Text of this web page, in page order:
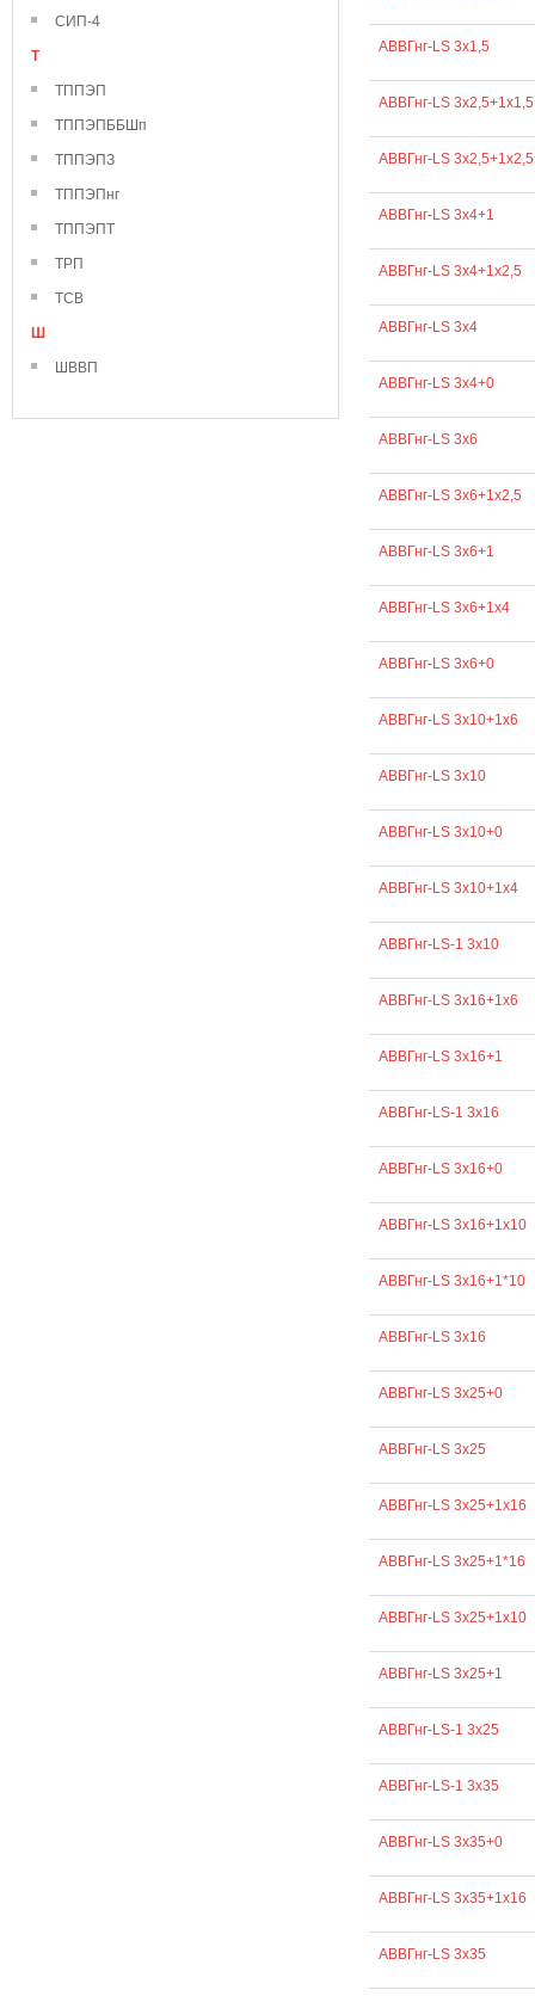
СИП-4
Т
ТППЭП
ТППЭПББШп
ТППЭПЗ
ТППЭПнг
ТППЭПТ
ТРП
ТСВ
Ш
ШВВП
АВВГнг-LS 3х1,5
АВВГнг-LS 3х2,5+1х1,5
АВВГнг-LS 3х2,5+1х2,5
АВВГнг-LS 3х4+1
АВВГнг-LS 3х4+1х2,5
АВВГнг-LS 3х4
АВВГнг-LS 3х4+0
АВВГнг-LS 3х6
АВВГнг-LS 3х6+1х2,5
АВВГнг-LS 3х6+1
АВВГнг-LS 3х6+1х4
АВВГнг-LS 3х6+0
АВВГнг-LS 3х10+1х6
АВВГнг-LS 3х10
АВВГнг-LS 3х10+0
АВВГнг-LS 3х10+1х4
АВВГнг-LS-1 3х10
АВВГнг-LS 3х16+1х6
АВВГнг-LS 3х16+1
АВВГнг-LS-1 3х16
АВВГнг-LS 3х16+0
АВВГнг-LS 3х16+1х10
АВВГнг-LS 3х16+1*10
АВВГнг-LS 3х16
АВВГнг-LS 3х25+0
АВВГнг-LS 3х25
АВВГнг-LS 3х25+1х16
АВВГнг-LS 3х25+1*16
АВВГнг-LS 3х25+1х10
АВВГнг-LS 3х25+1
АВВГнг-LS-1 3х25
АВВГнг-LS-1 3х35
АВВГнг-LS 3х35+0
АВВГнг-LS 3х35+1х16
АВВГнг-LS 3х35